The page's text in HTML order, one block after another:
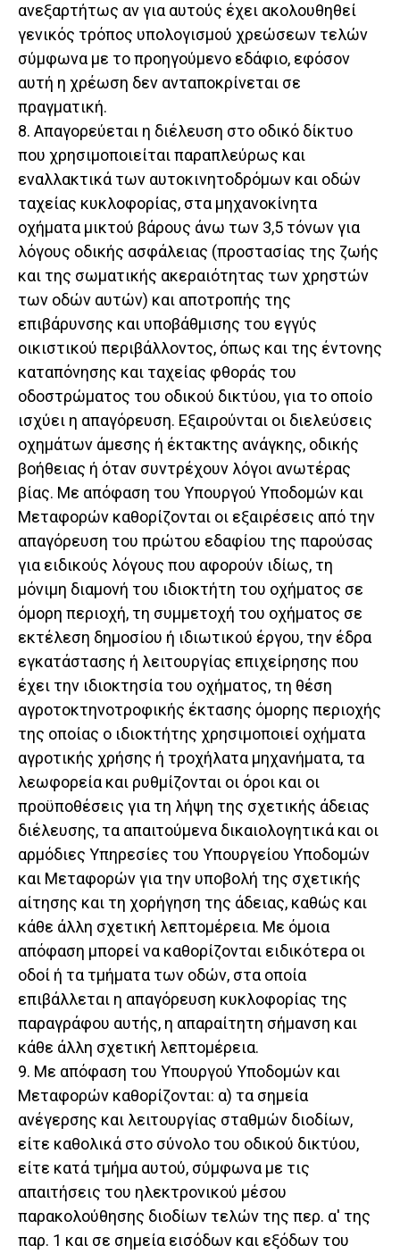
ανεξαρτήτως αν για αυτούς έχει ακολουθηθεί
γενικός τρόπος υπολογισμού χρεώσεων τελών
σύμφωνα με το προηγούμενο εδάφιο, εφόσον
αυτή η χρέωση δεν ανταποκρίνεται σε
πραγματική.
8. Απαγορεύεται η διέλευση στο οδικό δίκτυο
που χρησιμοποιείται παραπλεύρως και
εναλλακτικά των αυτοκινητοδρόμων και οδών
ταχείας κυκλοφορίας, στα μηχανοκίνητα
οχήματα μικτού βάρους άνω των 3,5 τόνων για
λόγους οδικής ασφάλειας (προστασίας της ζωής
και της σωματικής ακεραιότητας των χρηστών
των οδών αυτών) και αποτροπής της
επιβάρυνσης και υποβάθμισης του εγγύς
οικιστικού περιβάλλοντος, όπως και της έντονης
καταπόνησης και ταχείας φθοράς του
οδοστρώματος του οδικού δικτύου, για το οποίο
ισχύει η απαγόρευση. Εξαιρούνται οι διελεύσεις
οχημάτων άμεσης ή έκτακτης ανάγκης, οδικής
βοήθειας ή όταν συντρέχουν λόγοι ανωτέρας
βίας. Με απόφαση του Υπουργού Υποδομών και
Μεταφορών καθορίζονται οι εξαιρέσεις από την
απαγόρευση του πρώτου εδαφίου της παρούσας
για ειδικούς λόγους που αφορούν ιδίως, τη
μόνιμη διαμονή του ιδιοκτήτη του οχήματος σε
όμορη περιοχή, τη συμμετοχή του οχήματος σε
εκτέλεση δημοσίου ή ιδιωτικού έργου, την έδρα
εγκατάστασης ή λειτουργίας επιχείρησης που
έχει την ιδιοκτησία του οχήματος, τη θέση
αγροτοκτηνοτροφικής έκτασης όμορης περιοχής
της οποίας ο ιδιοκτήτης χρησιμοποιεί οχήματα
αγροτικής χρήσης ή τροχήλατα μηχανήματα, τα
λεωφορεία και ρυθμίζονται οι όροι και οι
προϋποθέσεις για τη λήψη της σχετικής άδειας
διέλευσης, τα απαιτούμενα δικαιολογητικά και οι
αρμόδιες Υπηρεσίες του Υπουργείου Υποδομών
και Μεταφορών για την υποβολή της σχετικής
αίτησης και τη χορήγηση της άδειας, καθώς και
κάθε άλλη σχετική λεπτομέρεια. Με όμοια
απόφαση μπορεί να καθορίζονται ειδικότερα οι
οδοί ή τα τμήματα των οδών, στα οποία
επιβάλλεται η απαγόρευση κυκλοφορίας της
παραγράφου αυτής, η απαραίτητη σήμανση και
κάθε άλλη σχετική λεπτομέρεια.
9. Με απόφαση του Υπουργού Υποδομών και
Μεταφορών καθορίζονται: α) τα σημεία
ανέγερσης και λειτουργίας σταθμών διοδίων,
είτε καθολικά στο σύνολο του οδικού δικτύου,
είτε κατά τμήμα αυτού, σύμφωνα με τις
απαιτήσεις του ηλεκτρονικού μέσου
παρακολούθησης διοδίων τελών της περ. α' της
παρ. 1 και σε σημεία εισόδων και εξόδων του